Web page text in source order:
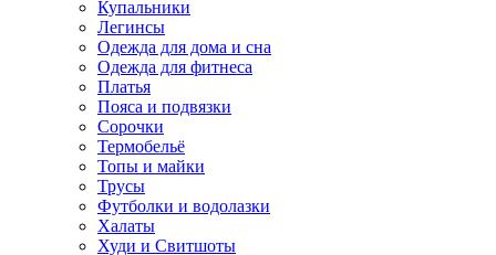
Купальники
Легинсы
Одежда для дома и сна
Одежда для фитнеса
Платья
Пояса и подвязки
Сорочки
Термобельё
Топы и майки
Трусы
Футболки и водолазки
Халаты
Худи и Свитшоты